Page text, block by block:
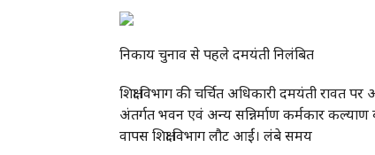
निकाय चुनाव से पहले दमयंती निलंबित
शिक्षा विभाग की चर्चित अधिकारी दमयंती रावत
अंतर्गत भवन एवं अन्य सन्निर्माण कर्मकार कल्याण
वापस शिक्षा विभाग लौट आईं। लंबे समय